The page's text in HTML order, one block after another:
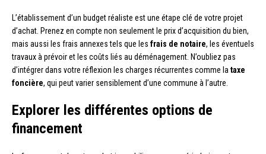
L’établissement d’un budget réaliste est une étape clé de votre projet
d’achat. Prenez en compte non seulement le prix d’acquisition du bien,
mais aussi les frais annexes tels que les frais de notaire, les éventuels
travaux à prévoir et les coûts liés au déménagement. N’oubliez pas
d’intégrer dans votre réflexion les charges récurrentes comme la taxe
foncière, qui peut varier sensiblement d’une commune à l’autre.
Explorer les différentes options de
financement